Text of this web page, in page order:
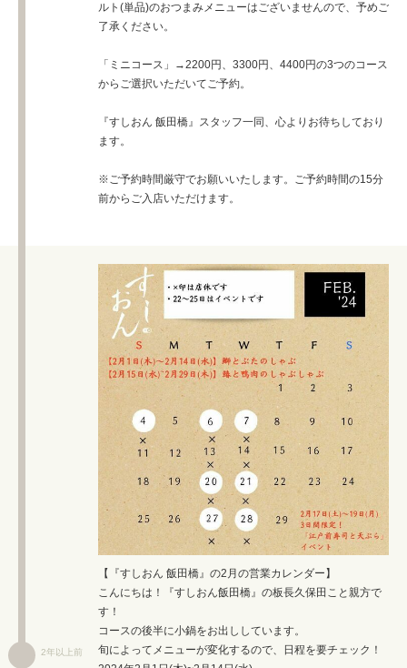
ルト(単品)のおつまみメニューはございませんので、予めご
了承ください。
「ミニコース」→2200円、3300円、4400円の3つのコース
からご選択いただいてご予約。
『すしおん 飯田橋』スタッフ一同、心よりお待ちしており
ます。
※ご予約時間厳守でお願いいたします。ご予約時間の15分
前からご入店いただけます。
2年以上前
【『すしおん 飯田橋』の2月の営業カレンダー】
こんにちは！『すしおん飯田橋』の板長久保田こと親方で
す！
コースの後半に小鍋をお出ししています。
旬によってメニューが変化するので、日程を要チェック！